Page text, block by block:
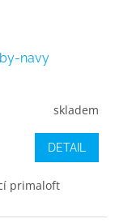
navy
skladem
DETAIL
primaloft